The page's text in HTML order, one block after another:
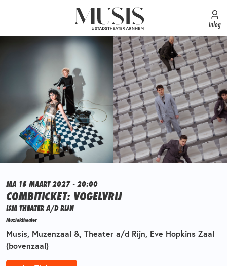
inlog
MA 15 MAART 2027 - 20:00
COMBITICKET: VOGELVRIJ
ISM THEATER A/D RIJN
Muziektheater
Musis, Muzenzaal &, Theater a/d Rijn, Eve Hopkins Zaal
(bovenzaal)